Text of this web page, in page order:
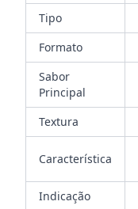
Tipo
Formato
Sabor
Principal
Textura
Característica
Indicação